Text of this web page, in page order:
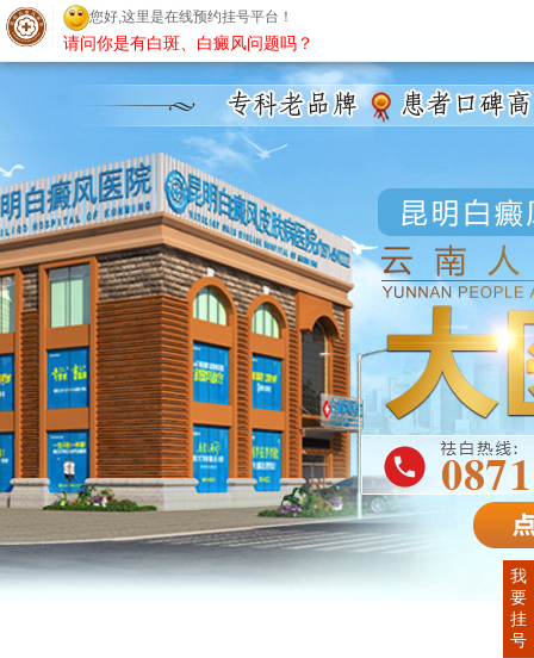
昆明白癜风医院
我
要
挂
号
您好,这里是在线预约挂号平台！
请问你是有白斑、白癜风问题吗？